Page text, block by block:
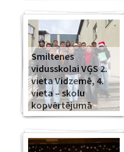
Smiltenes
vidusskolai VĢS 2.
vieta Vidzemē, 4.
vieta – skolu
kopvērtējumā